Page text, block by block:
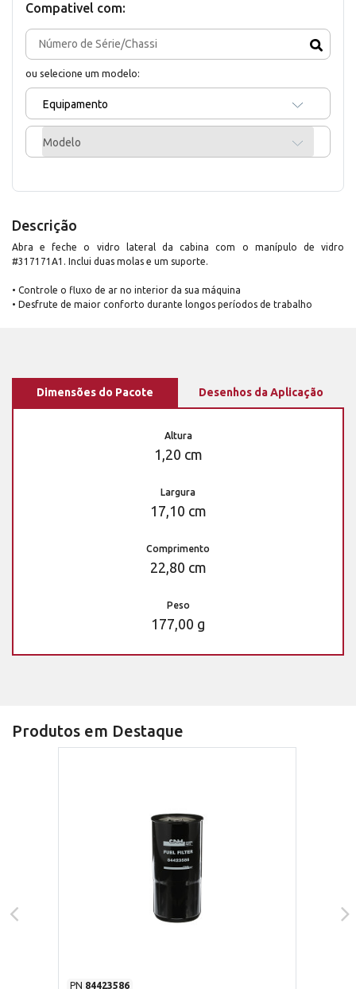
Compativel com:
ou selecione um modelo:
Equipamento
Modelo
Descrição
Abra e feche o vidro lateral da cabina com o manípulo de vidro
#317171A1. Inclui duas molas e um suporte.
• Controle o fluxo de ar no interior da sua máquina
• Desfrute de maior conforto durante longos períodos de trabalho
Dimensões do Pacote Desenhos da Aplicação
Altura
1,20 cm
Largura
17,10 cm
Comprimento
22,80 cm
Peso
177,00 g
Produtos em Destaque
PN 84423586